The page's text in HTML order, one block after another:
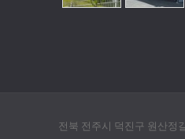
전북 전주시 덕진구 원산정